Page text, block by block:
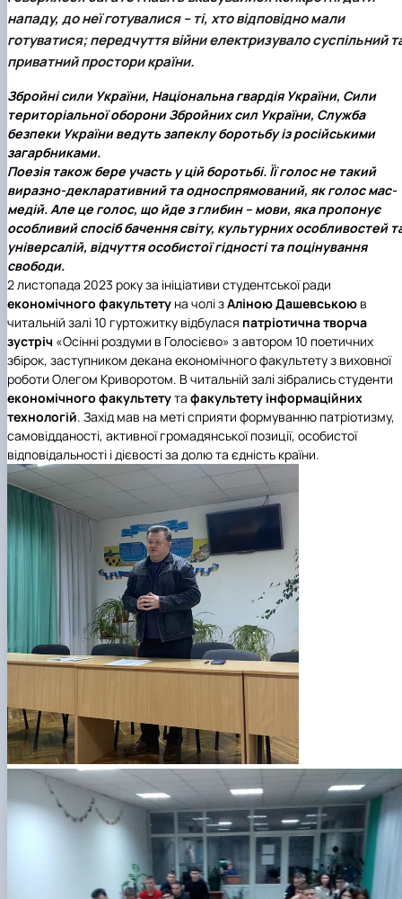
нападу, до неї готувалися – ті, хто відповідно мали
готуватися; передчуття війни електризувало суспільний
приватний простори країни.
Збройні сили України, Національна гвардія України, Сили
територіальної оборони Збройних сил України, Служба
безпеки України ведуть запеклу боротьбу із російськими
загарбниками.
Поезія також бере участь у цій боротьбі. Її голос не такий
виразно-декларативний та односпрямований, як голос мас-
медій. Але це голос, що йде з глибин – мови, яка пропонує
особливий спосіб бачення світу, культурних особливостей
універсалій, відчуття особистої гідності та поцінування
свободи.
2 листопада 2023 року за ініціативи студентської ради
економічного факультету на чолі зАліною Дашевською в
читальній залі 10 гуртожитку відбулася патріотична творча
зустріч «Осінні роздуми в Голосієво» з автором 10 поетичних
збірок, заступником декана економічного факультету з виховної
роботи Олегом Криворотом. В читальній залі зібрались студенти
економічного факультетута факультету інформаційних
технологій. Захід мав на меті сприяти формуванню патріотизму,
самовідданості, активної громадянської позиції, особистої
відповідальності і дієвості за долю та єдність країни.